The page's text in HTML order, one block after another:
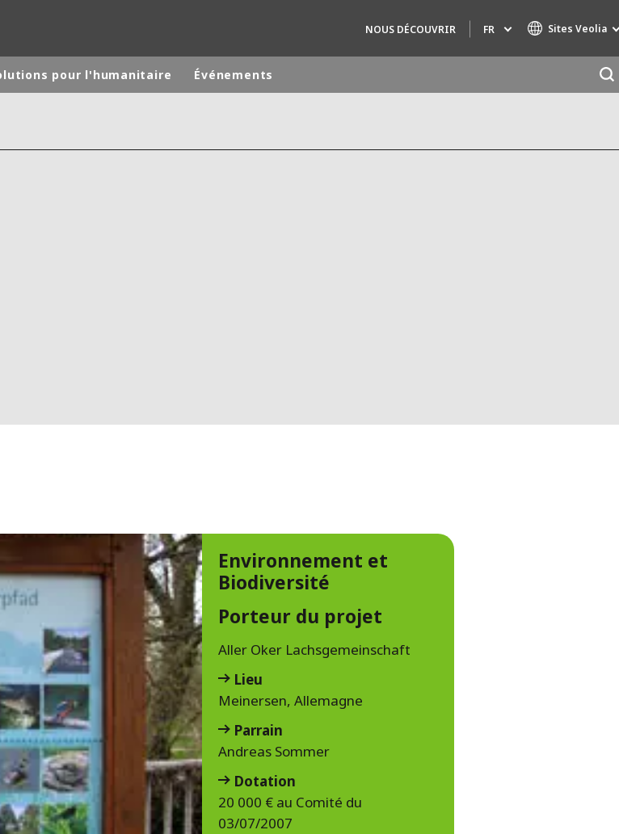
NOUS DÉCOUVRIR FR Sites Veolia
pour l'humanitaire Événements
Environnement et
Biodiversité
Porteur du projet
Aller Oker Lachsgemeinschaft
Lieu
Meinersen, Allemagne
Parrain
Andreas Sommer
Dotation
20 000 € au Comité du
03/07/2007